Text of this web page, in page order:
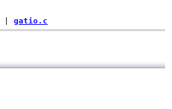
gatio.c